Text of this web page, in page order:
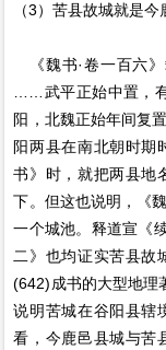
（3）苦县故城就是今
《魏书·卷一百六》
……武平正始中置，
阳，北魏正始年间复
阳两县在南北朝时期
书》时，就把两县地
下。但这也说明，《
一个城池。释道宣《
二》也均证实苦县故
(642)成书的大型地理
说明苦城在谷阳县辖
看，今鹿邑县城与苦